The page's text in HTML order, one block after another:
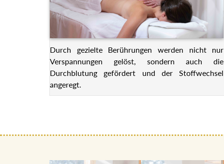
Durch gezielte Berührungen werden nicht nur
Verspannungen gelöst, sondern auch die
Durchblutung gefördert und der Stoffwechsel
angeregt.